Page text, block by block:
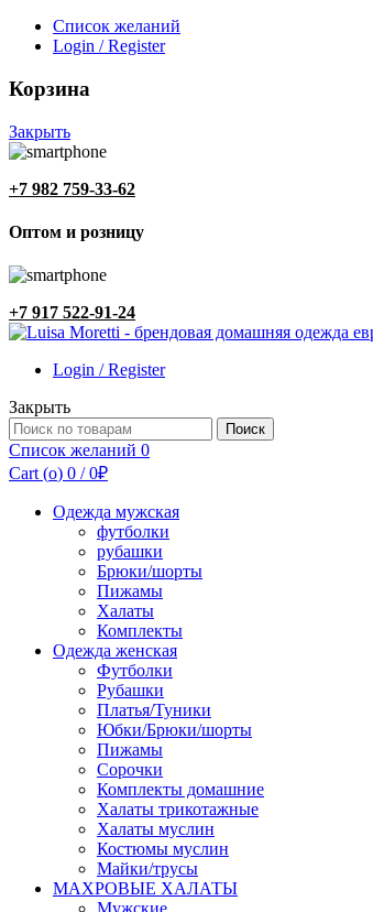
Список желаний
Login / Register
Корзина
Закрыть
+7 982 759-33-62
Оптом и розницу
+7 917 522-91-24
Login / Register
Закрыть
Поиск
по:
Поиск
Список желаний 0
Cart (o) 0 / 0₽
Одежда мужская
футболки
рубашки
Брюки/шорты
Пижамы
Халаты
Комплекты
Одежда женская
Футболки
Рубашки
Платья/Туники
Юбки/Брюки/шорты
Пижамы
Сорочки
Комплекты домашние
Халаты трикотажные
Халаты муслин
Костюмы муслин
Майки/трусы
МАХРОВЫЕ ХАЛАТЫ